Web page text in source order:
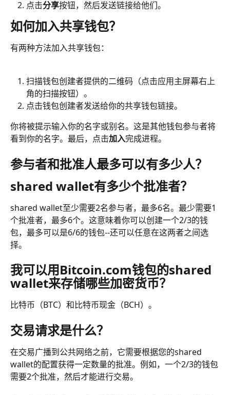
点击分享按钮，然后发送链接给他们。
如何加入共享钱包？
有两种方法加入共享钱包：
扫描钱包创建者提供的二维码（点击应用主屏幕右上
角的扫描按钮）。
点击钱包创建者发送给你的共享钱包链接。
你将被提示输入你的名字或别名。这是其他钱包参与者将
看到你的名字。最后，点击加入完成进程。
参与者和批准人最多可以有多少人？
shared wallet有多少个批准者？
shared wallet至少需要2名参与者，最多6名。最少需要1
个批准者，最多6个。这意味着你可以创建一个2/3的钱
包，最多可以是6/6的钱包--还可以任意在这两者之间选
择。
我可以用Bitcoin.com钱包的shared
wallet来存储哪些加密货币？
比特币（BTC）和比特币现金（BCH）。
交易请求是什么？
在交易广播到公共网络之前，它需要根据您的shared
wallet的配置获得一定数量的批准。例如，一个2/3的钱包
需要2个批准，然后才能进行交易。